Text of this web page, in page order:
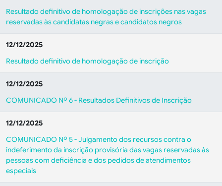
Resultado definitivo de homologação de inscrições nas vagas
reservadas às candidatas negras e candidatos negros
12/12/2025
Resultado definitivo de homologação de inscrição
12/12/2025
COMUNICADO Nº 6 - Resultados Definitivos de Inscrição
12/12/2025
COMUNICADO Nº 5 - Julgamento dos recursos contra o
indeferimento da inscrição provisória das vagas reservadas às
pessoas com deficiência e dos pedidos de atendimentos
especiais